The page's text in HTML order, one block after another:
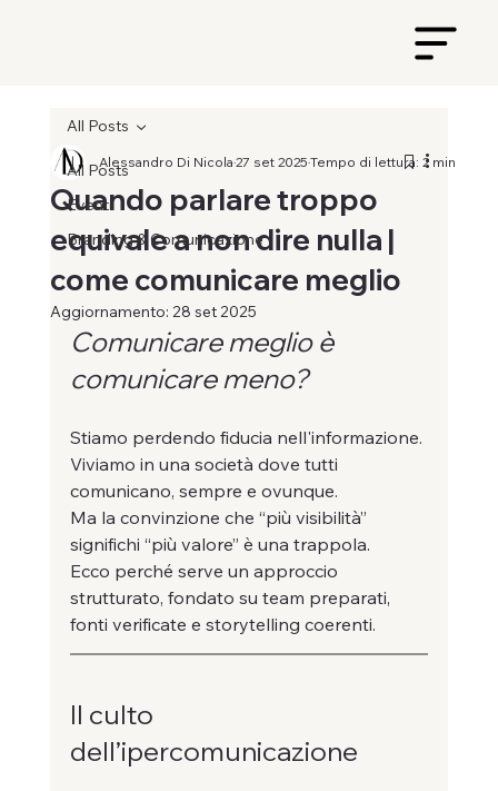
All Posts
Eventi
Branding & Comunicazione
All Posts
Quando parlare troppo
equivale a non dire nulla |
come comunicare meglio
Alessandro Di Nicola27 set 2025Tempo di lettura: 2 min
Aggiornamento: 28 set 2025
Comunicare meglio è
comunicare meno?
Stiamo perdendo fiducia nell'informazione.
Viviamo in una società dove tutti
comunicano, sempre e ovunque.
Ma la convinzione che “più visibilità”
significhi “più valore” è una trappola.
Ecco perché serve un approccio
strutturato, fondato su team preparati,
fonti verificate e storytelling coerenti.
Il culto
dell’ipercomunicazione